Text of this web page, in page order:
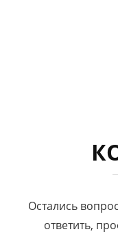
Остались
ответить,